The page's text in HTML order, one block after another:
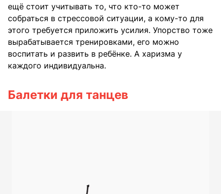
ещё стоит учитывать то, что кто-то может
собраться в стрессовой ситуации, а кому-то для
этого требуется приложить усилия. Упорство тоже
вырабатывается тренировками, его можно
воспитать и развить в ребёнке. А харизма у
каждого индивидуальна.
Балетки для танцев